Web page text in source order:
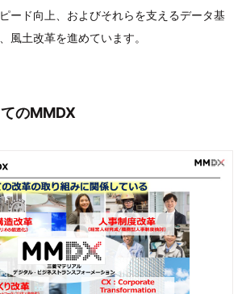
ード向上、およびそれらを支えるデータ基
風土改革を進めています。
のMMDX